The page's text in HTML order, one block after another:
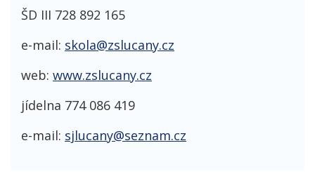
ŠD III 728 892 165
e-mail: skola@zslucany.cz
web: www.zslucany.cz
jídelna 774 086 419
e-mail: sjlucany@seznam.cz